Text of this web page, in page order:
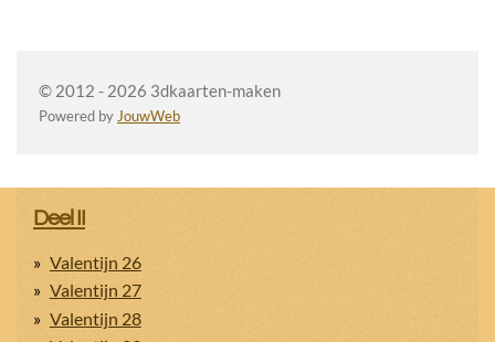
© 2012 - 2026 3dkaarten-maken
Powered by JouwWeb
Deel II
Valentijn 26
Valentijn 27
Valentijn 28